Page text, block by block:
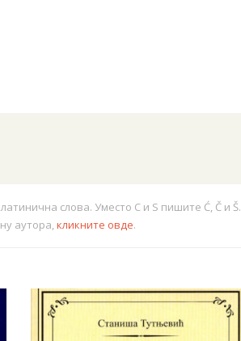
слова. Уместо C и S пишите Ć, Č и Š.
аутора,кликните овде.